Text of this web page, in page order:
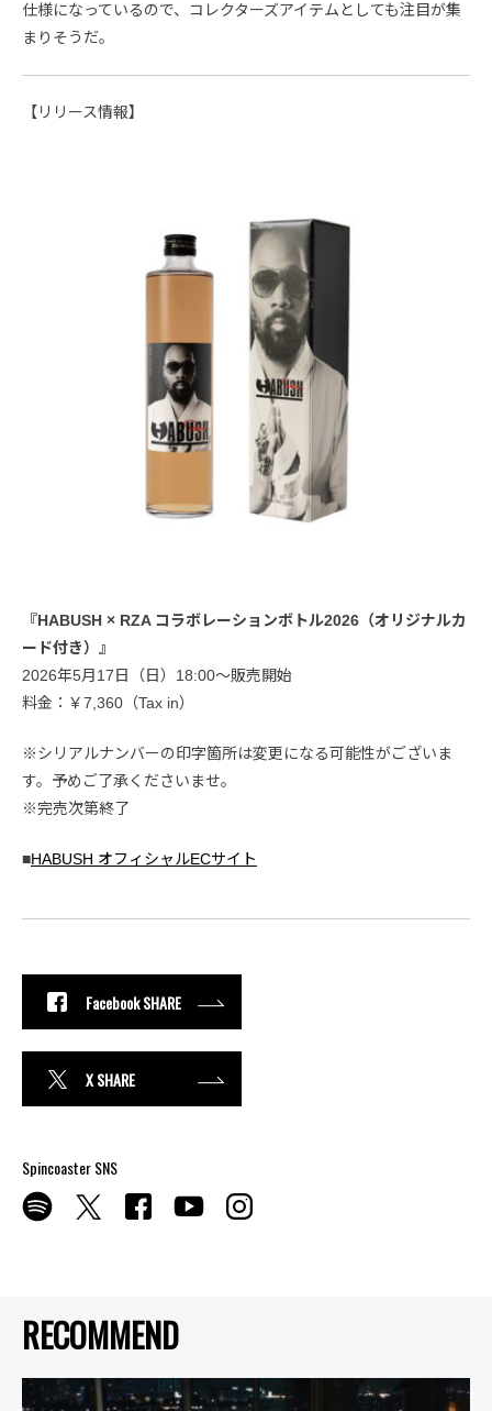
RECOMMEND
仕様になっているので、コレクターズアイテムとしても注目が集
まりそうだ。
【リリース情報】
『HABUSH × RZA コラボレーションボトル2026（オリジナルカ
ード付き）』
2026年5月17日（日）18:00〜販売開始
料金：￥7,360（Tax in）
※シリアルナンバーの印字箇所は変更になる可能性がございま
す。予めご了承くださいませ。
※完売次第終了
■HABUSH オフィシャルECサイト
Facebook SHARE
X SHARE
Spincoaster SNS